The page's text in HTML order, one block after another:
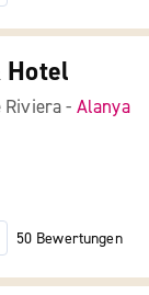
Hotel
- Alanya
50 Bewertungen